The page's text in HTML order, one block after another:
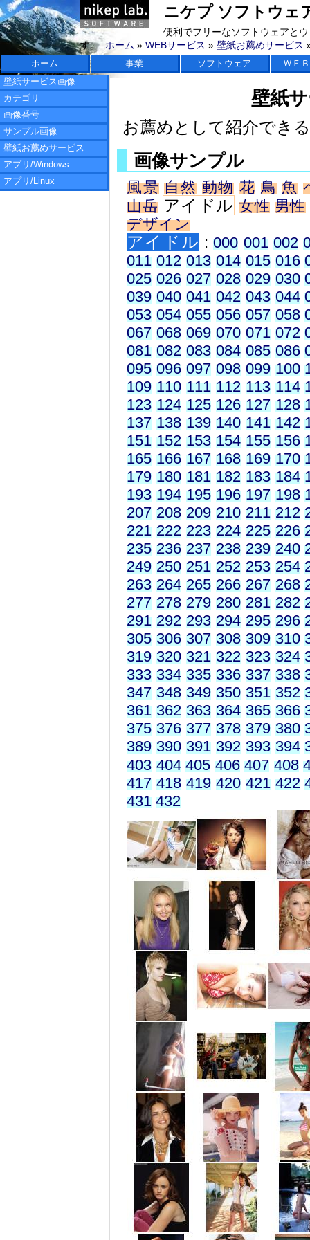
ニケプ ソフトウェ
便利でフリーなソフトウェアと
す。 ホーム »WEBサービス »壁紙お薦めサービス
ホーム 事業 ソフトウェア
ＷＥ
壁紙サービス画像
カテゴリ
画像番号
サンプル画像
壁紙お薦めサービス
アプリ/Windows
アプリ/Linux
壁紙
お薦めとして紹介でき
画像サンプル
風景 自然 動物 花 鳥 魚
山岳 アイドル 女性 男性
デザイン
アイドル :000 001 002
011 012 013 014 015 016
025 026 027 028 029 030
039 040 041 042 043 044
053 054 055 056 057 058
067 068 069 070 071 072
081 082 083 084 085 086
095 096 097 098 099 100
109 110 111 112 113 114
123 124 125 126 127 128
137 138 139 140 141 142
151 152 153 154 155 156
165 166 167 168 169 170
179 180 181 182 183 184
193 194 195 196 197 198
207 208 209 210 211 212
221 222 223 224 225 226
235 236 237 238 239 240
249 250 251 252 253 254
263 264 265 266 267 268
277 278 279 280 281 282
291 292 293 294 295 296
305 306 307 308 309 310
319 320 321 322 323 324
333 334 335 336 337 338
347 348 349 350 351 352
361 362 363 364 365 366
375 376 377 378 379 380
389 390 391 392 393 394
403 404 405 406 407 408
417 418 419 420 421 422
431 432